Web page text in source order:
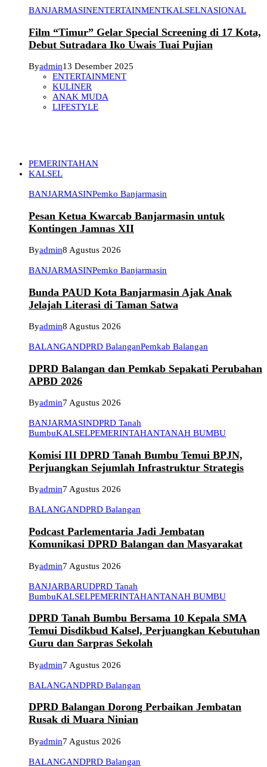
BANJARMASINENTERTAINMENTKALSELNASIONAL
Film “Timur” Gelar Special Screening di 17 Kota,
Debut Sutradara Iko Uwais Tuai Pujian
Byadmin13 Desember 2025
ENTERTAINMENT
KULINER
ANAK MUDA
LIFESTYLE
PEMERINTAHAN
KALSEL
BANJARMASINPemko Banjarmasin
Pesan Ketua Kwarcab Banjarmasin untuk
Kontingen Jamnas XII
Byadmin8 Agustus 2026
BANJARMASINPemko Banjarmasin
Bunda PAUD Kota Banjarmasin Ajak Anak
Jelajah Literasi di Taman Satwa
Byadmin8 Agustus 2026
BALANGANDPRD BalanganPemkab Balangan
DPRD Balangan dan Pemkab Sepakati Perubahan
APBD 2026
Byadmin7 Agustus 2026
BANJARMASINDPRD Tanah
BumbuKALSELPEMERINTAHANTANAH BUMBU
Komisi III DPRD Tanah Bumbu Temui BPJN,
Perjuangkan Sejumlah Infrastruktur Strategis
Byadmin7 Agustus 2026
BALANGANDPRD Balangan
Podcast Parlementaria Jadi Jembatan
Komunikasi DPRD Balangan dan Masyarakat
Byadmin7 Agustus 2026
BANJARBARUDPRD Tanah
BumbuKALSELPEMERINTAHANTANAH BUMBU
DPRD Tanah Bumbu Bersama 10 Kepala SMA
Temui Disdikbud Kalsel, Perjuangkan Kebutuhan
Guru dan Sarpras Sekolah
Byadmin7 Agustus 2026
BALANGANDPRD Balangan
DPRD Balangan Dorong Perbaikan Jembatan
Rusak di Muara Ninian
Byadmin7 Agustus 2026
BALANGANDPRD Balangan